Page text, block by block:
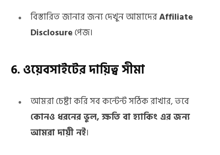
বিস্তারিত জানার জন্য দেখুন আমাদেরAffiliate
Disclosureপেজ।
6. ওয়েবসাইটের দায়িত্ব সীমা
আমরা চেষ্টা করি সব কন্টেন্ট সঠিক রাখার, তবে
কোনও ধরনের ভুল, ক্ষতি বা হ্যাকিং এর জন্য
আমরা দায়ী নই।